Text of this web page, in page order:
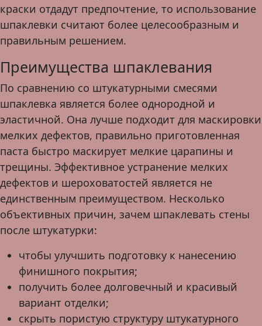
краски отдадут предпочтение, то использование
шпаклевки считают более целесообразным и
правильным решением.
Преимущества шпаклевания
По сравнению со штукатурными смесями
шпаклевка является более однородной и
эластичной. Она лучше подходит для маскировки
мелких дефектов, правильно приготовленная
паста быстро маскирует мелкие царапины и
трещины. Эффективное устранение мелких
дефектов и шероховатостей является не
единственным преимуществом. Несколько
объективных причин, зачем шпаклевать стены
после штукатурки:
чтобы улучшить подготовку к нанесению
финишного покрытия;
получить более долговечный и красивый
вариант отделки;
скрыть пористую структуру штукатурного